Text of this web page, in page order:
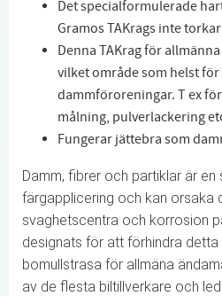
Det specialformulerade
Gramos TAKrags inte
Denna TAKrag för
vilket område som helst
dammföroreningar. T ex
målning, pulverlackering
Fungerar jättebra som
Damm, fibrer och partiklar är
färgapplicering och kan orsaka
svaghetscentra och korrosion
designats för att förhindra detta
bomullstrasa för allmäna
av de flesta biltillverkare och